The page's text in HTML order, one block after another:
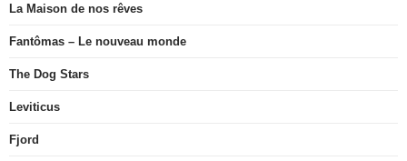
La Maison de nos rêves
Fantômas – Le nouveau monde
The Dog Stars
Leviticus
Fjord